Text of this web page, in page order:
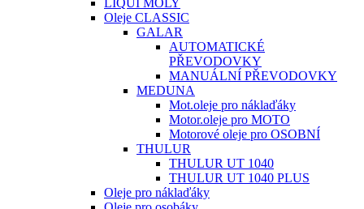
LIQUI MOLY
Oleje CLASSIC
GALAR
AUTOMATICKÉ
PŘEVODOVKY
MANUÁLNÍ PŘEVODOVKY
MEDUNA
Mot.oleje pro náklaďáky
Motor.oleje pro MOTO
Motorové oleje pro OSOBNÍ
THULUR
THULUR UT 1040
THULUR UT 1040 PLUS
Oleje pro náklaďáky